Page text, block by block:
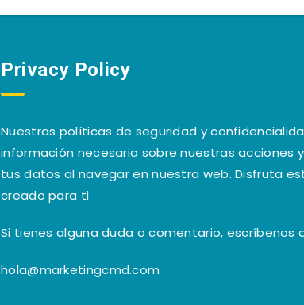
Privacy Policy
Nuestras políticas de seguridad y
información necesaria sobre nuestras acciones
tus datos al navegar en nuestra web. Disfruta
creado para ti
Si tienes alguna duda o comentario, escríbenos
hola@marketingcmd.com